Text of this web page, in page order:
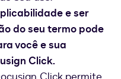
e ser
do seu termo pode
você e sua
Click.